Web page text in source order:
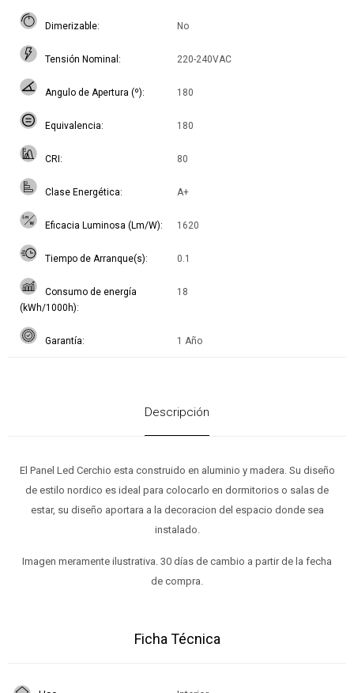
Dimerizable No
Tensión Nominal 220-240VAC
Angulo de Apertura (º) 180
Equivalencia 180
CRI 80
Clase Energética A+
Eficacia Luminosa (Lm/W) 1620
Tiempo de Arranque(s) 0.1
Consumo de energía
(kWh/1000h)
18
Garantía 1 Año
Descripción
El Panel Led Cerchio esta construido en aluminio y madera. Su diseño
de estilo nordico es ideal para colocarlo en dormitorios o salas de
estar, su diseño aportara a la decoracion del espacio donde sea
instalado.
Imagen meramente ilustrativa. 30 días de cambio a partir de la fecha
de compra.
Ficha Técnica